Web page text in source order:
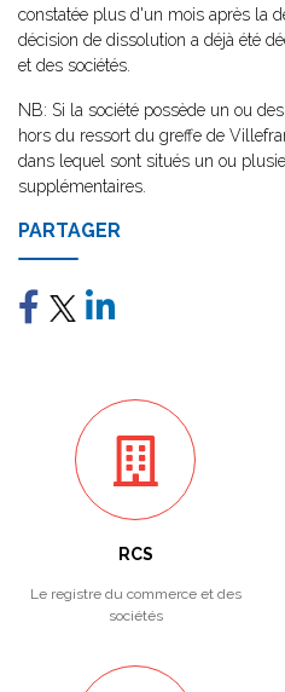
constatée plus d'un mois après la
décision de dissolution a déjà été
et des sociétés.
NB: Si la société possède un ou
hors du ressort du greffe de
dans lequel sont situés un ou
supplémentaires.
PARTAGER
RCS
Le registre du commerce et des
sociétés